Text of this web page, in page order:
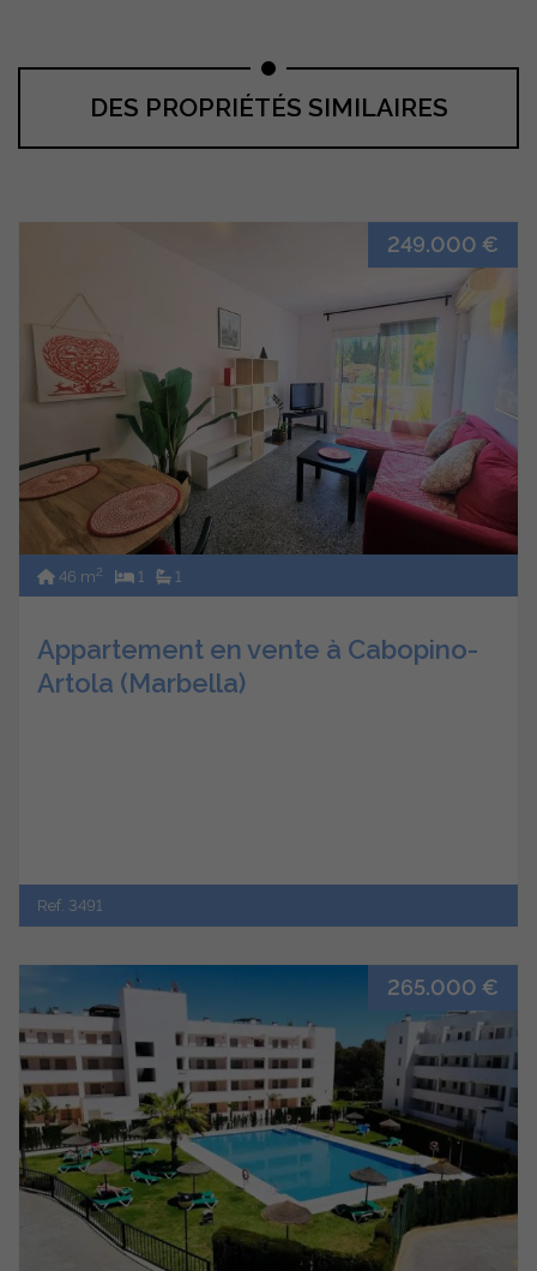
DES PROPRIÉTÉS SIMILAIRES
249.000 €
46 m2 1 1
Appartement en vente à Cabopino-
Artola (Marbella)
Ref. 3491
265.000 €